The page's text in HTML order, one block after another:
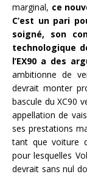
marginal, ce
C’est un pari
soigné, son
technologique
l’EX90 a des
ambitionne de
devrait monter
bascule du XC90
appellation de
ses prestations
tant que voiture
pour lesquelles
devrait sans nul